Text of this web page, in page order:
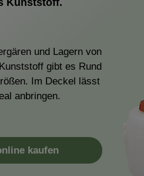
und Lagern von
gibt es Rund
Im Deckel lässt
anbringen.
kaufen